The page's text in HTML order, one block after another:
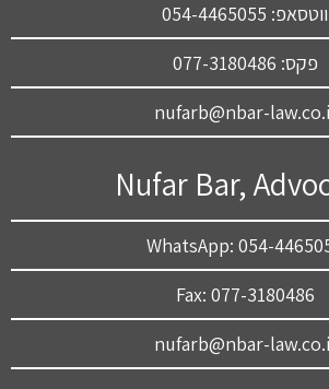
ווטסאפ: 054-4465055
פקס: 077-3180486
nufarb@nbar-
Nufar Bar,
WhatsApp: 054-
Fax: 077-3180486
nufarb@nbar-